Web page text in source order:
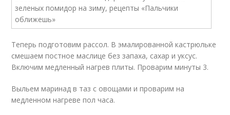
Теперь подготовим рассол. В эмалированной кастрюльке
смешаем постное маслице без запаха, сахар и уксус.
Включим медленный нагрев плиты. Проварим минуты 3.
Выльем маринад в таз с овощами и проварим на
медленном нагреве пол часа.